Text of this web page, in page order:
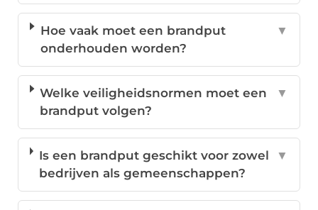
Hoe vaak moet een brandput
onderhouden worden?
▼
Welke veiligheidsnormen moet een
brandput volgen?
▼
Is een brandput geschikt voor zowel
bedrijven als gemeenschappen?
▼